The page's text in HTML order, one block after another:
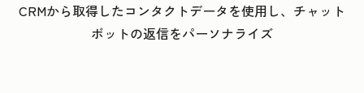
CRMから取得したコンタクトデータを使用し、チャット
ボットの返信をパーソナライズ